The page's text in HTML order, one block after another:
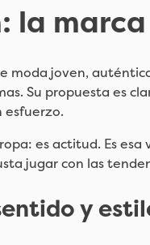
la
moda joven,
Su propuesta es
esfuerzo.
es actitud. Es
jugar con las
y